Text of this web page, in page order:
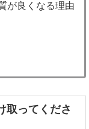
が良くなる理由
取ってくださ